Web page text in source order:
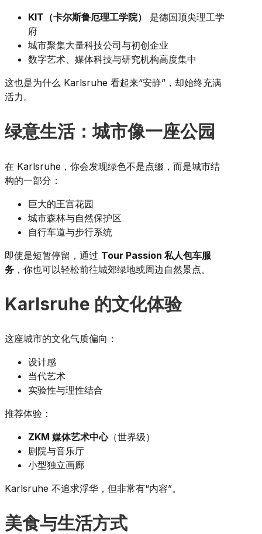
KIT（卡尔斯鲁厄理工学院）
是德国顶尖理工学
府
城市聚集大量科技公司与初创企业
数字艺术、媒体科技与研究机构高度集中
这也是为什么 Karlsruhe 看起来“安静”，却始终充满
活力。
绿意生活：城市像一座公园
在 Karlsruhe，你会发现绿色不是点缀，而是城市结
构的一部分：
巨大的王宫花园
城市森林与自然保护区
自行车道与步行系统
即使是短暂停留，通过 Tour Passion 私人包车服
务 ，你也可以轻松前往城郊绿地或周边自然景点。
Karlsruhe 的文化体验
这座城市的文化气质偏向：
设计感
当代艺术
实验性与理性结合
推荐体验：
ZKM 媒体艺术中心（世界级）
剧院与音乐厅
小型独立画廊
Karlsruhe 不追求浮华，但非常有“内容”。
美食与生活方式